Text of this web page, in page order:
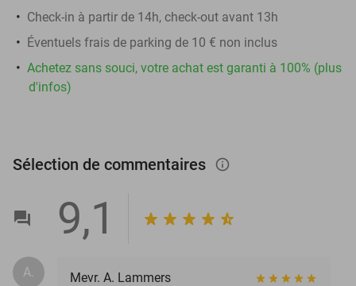
Check-in à partir de 14h, check-out avant 13h
Éventuels frais de parking de 10 € non inclus
Achetez sans souci, votre achat est garanti à 100% (plus
d'infos)
Sélection de commentaires info_outlined
9,1
A. Mevr. A. Lammers